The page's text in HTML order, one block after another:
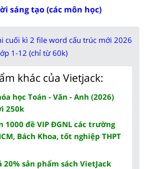
sáng tạo (các môn học)
cuối kì 2 file word cấu trúc mới 2026
1-12 (chỉ từ 60k)
khác của Vietjack:
học Toán - Văn - Anh (2026)
250k
1000 đề VIP ĐGNL các trường
Bách Khoa, tốt nghiệp THPT
20% sản phẩm sách VietJack